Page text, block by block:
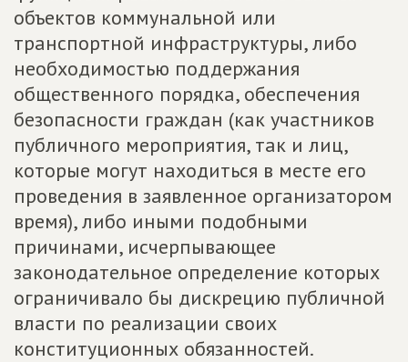
объектов коммунальной или
транспортной инфраструктуры, либо
необходимостью поддержания
общественного порядка, обеспечения
безопасности граждан (как участников
публичного мероприятия, так и лиц,
которые могут находиться в месте его
проведения в заявленное организатором
время), либо иными подобными
причинами, исчерпывающее
законодательное определение которых
ограничивало бы дискрецию публичной
власти по реализации своих
конституционных обязанностей.